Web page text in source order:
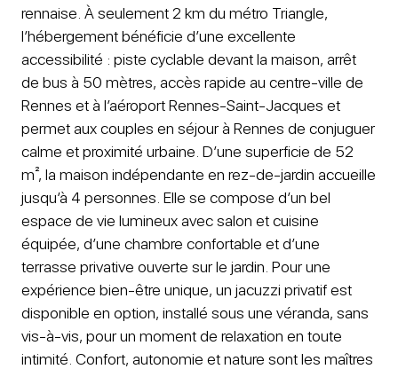
rennaise. À seulement 2 km du métro Triangle,
l’hébergement bénéficie d’une excellente
accessibilité : piste cyclable devant la maison, arrêt
de bus à 50 mètres, accès rapide au centre-ville de
Rennes et à l’aéroport Rennes-Saint-Jacques et
permet aux couples en séjour à Rennes de conjuguer
calme et proximité urbaine. D’une superficie de 52
m², la maison indépendante en rez-de-jardin accueille
jusqu’à 4 personnes. Elle se compose d’un bel
espace de vie lumineux avec salon et cuisine
équipée, d’une chambre confortable et d’une
terrasse privative ouverte sur le jardin. Pour une
expérience bien-être unique, un jacuzzi privatif est
disponible en option, installé sous une véranda, sans
vis-à-vis, pour un moment de relaxation en toute
intimité. Confort, autonomie et nature sont les maîtres